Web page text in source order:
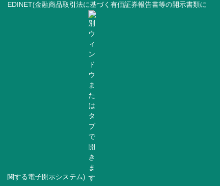
EDINET(金融商品取引法に基づく有価証券報告書等の開示書類に
関する電子開示システム)